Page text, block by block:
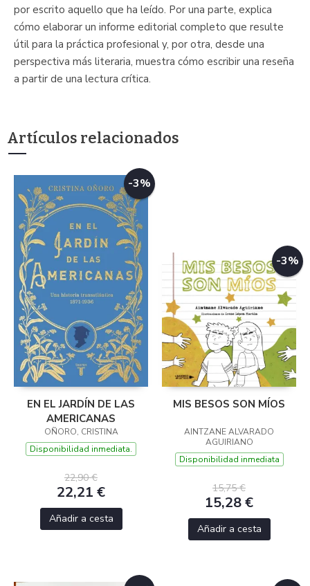
por escrito aquello que ha leído. Por una parte, explica
cómo elaborar un informe editorial completo que resulte
útil para la práctica profesional y, por otra, desde una
perspectiva más literaria, muestra cómo escribir una reseña
a partir de una lectura crítica.
Artículos relacionados
-3%
EN EL JARDÍN DE LAS
AMERICANAS
OÑORO, CRISTINA
Disponibilidad inmediata.
22,90 €
22,21 €
Añadir a cesta
-3%
MIS BESOS SON MÍOS
AINTZANE ALVARADO
AGUIRIANO
Disponibilidad inmediata
15,75 €
15,28 €
Añadir a cesta